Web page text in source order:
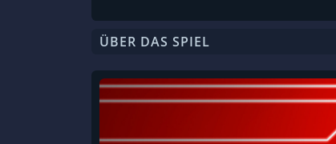
ÜBER DAS SPIEL